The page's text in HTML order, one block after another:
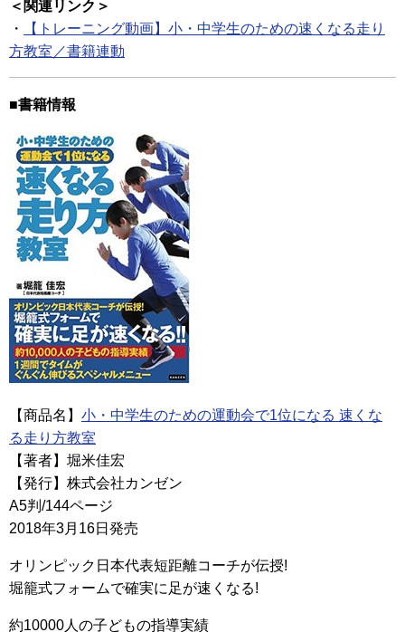
＜関連リンク＞
・
【トレーニング動画】小・中学生のための速くなる走り
方教室／書籍連動
■書籍情報
【商品名】 小・中学生のための運動会で1位になる 速くな
る走り方教室
【著者】堀米佳宏
【発行】株式会社カンゼン
A5判/144ページ
2018年3月16日発売
オリンピック日本代表短距離コーチが伝授!
堀籠式フォームで確実に足が速くなる!
約10000人の子どもの指導実績